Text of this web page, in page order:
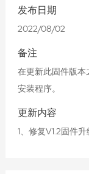
发布日期
2022/08/02
备注
在更新此固件版
安装程序。
更新内容
1、修复V1.2固件